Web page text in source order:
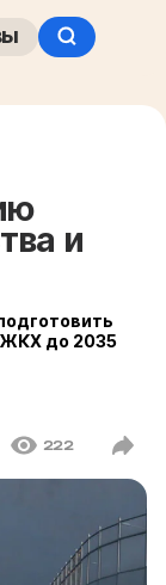
и
ЖКХ до 2035
222